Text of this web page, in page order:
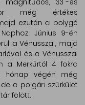
33"-es
még értékes
ezután a bolygó
Június 9-én
a Vénusszal, majd
és a Vénusszal
a Merkúrtól 4 fokra
hónap végén még
a polgári szürkület
fölött.